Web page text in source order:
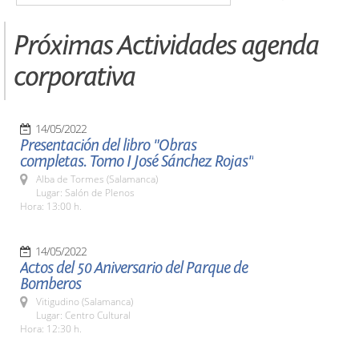
Próximas Actividades agenda
corporativa
14/05/2022
Presentación del libro "Obras
completas. Tomo I José Sánchez Rojas"
Alba de Tormes (Salamanca)
Lugar: Salón de Plenos
Hora: 13:00 h.
14/05/2022
Actos del 50 Aniversario del Parque de
Bomberos
Vitigudino (Salamanca)
Lugar: Centro Cultural
Hora: 12:30 h.